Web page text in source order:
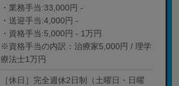
・業務手当:33,000円 -
・送迎手当:4,000円 -
・資格手当:5,000円 - 1万円
※資格手当の内訳：治療家5,000円 / 理学
療法士1万円
［休日］完全週休2日制（土曜日・日曜